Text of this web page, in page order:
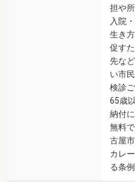
担や
入院
生き
促す
先な
い市
検診
65歳
納付
無料
古屋
カレ
る条例